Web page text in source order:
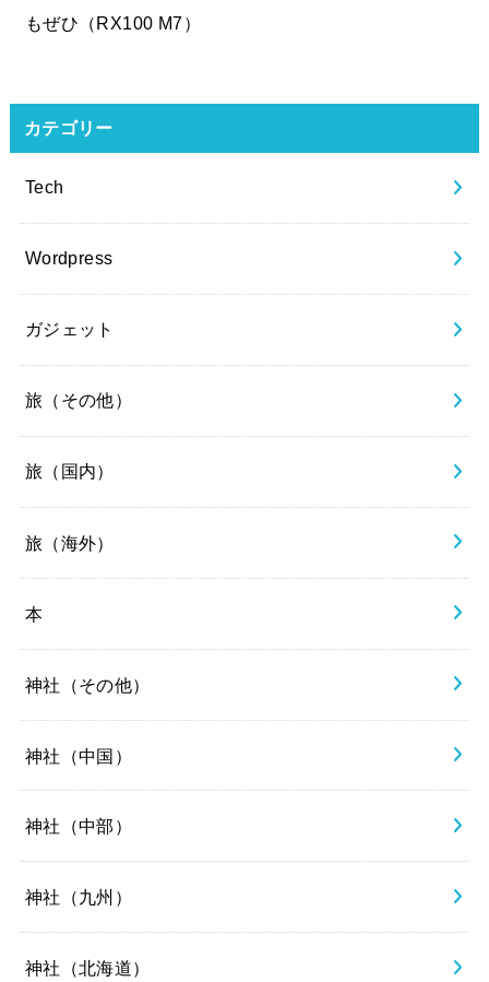
もぜひ（RX100 M7）
カテゴリー
Tech
Wordpress
ガジェット
旅（その他）
旅（国内）
旅（海外）
本
神社（その他）
神社（中国）
神社（中部）
神社（九州）
神社（北海道）